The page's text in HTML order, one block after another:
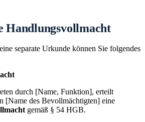
Handlungsvollmacht
separate Urkunde können Sie folgendes
durch [Name, Funktion], erteilt
[Name des Bevollmächtigten] eine
gemäß § 54 HGB.